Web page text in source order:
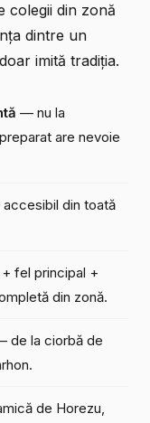
colegii din zonă
dintre un
imită tradiția.
— nu la
are nevoie
din toată
fel principal +
din zonă.
de la ciorbă de
de Horezu,